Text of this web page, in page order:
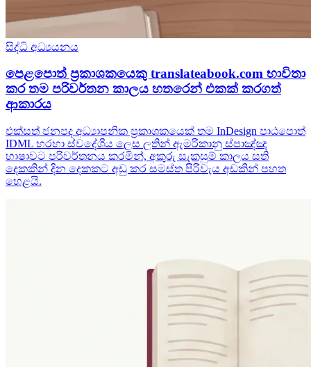
සිද්ධි අධ්‍යයනය
පෙළපොත් ප්‍රකාශකයෙකු translateabook.com භාවිතා
කර තම පරිවර්තන කාලය හතරෙන් එකක් කරගත්
ආකාරය
එක්සත් ජනපද අධ්‍යාපනික ප්‍රකාශකයෙක් තම InDesign පාඨපොත්
IDML හරහා ස්වදේශීය ලෙස ලතින් ඇමරිකානු ස්පාඤ්ඤ
භාෂාවට පරිවර්තනය කරමින්, අකුරු සැකසුම් කාලය සති
දෙකකින් දින දෙකකට අඩු කර සමස්ත පිරිවැය අඩකින් පහත
හෙළයි.